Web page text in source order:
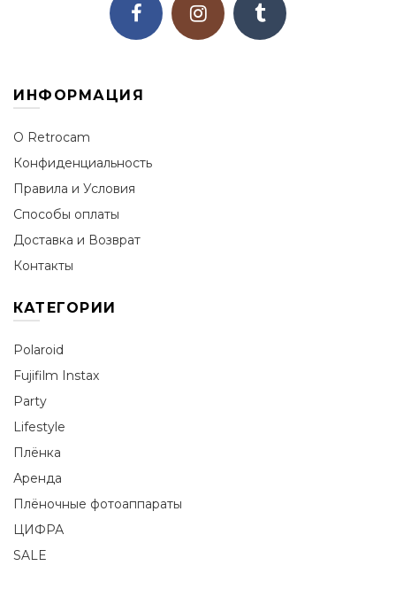
ИНФОРМАЦИЯ
О Retrocam
Конфиденциальность
Правила и Условия
Способы оплаты
Доставка и Возврат
Контакты
КАТЕГОРИИ
Polaroid
Fujifilm Instax
Party
Lifestyle
Плёнка
Аренда
Плёночные фотоаппараты
ЦИФРА
SALE